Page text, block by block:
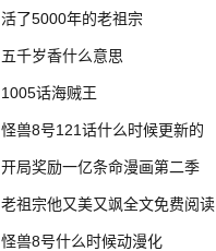
活了5000年的老祖宗
五千岁香什么意思
1005话海贼王
怪兽8号121话什么时候更新的
开局奖励一亿条命漫画第二季
老祖宗他又美又飒全文免费阅读
怪兽8号什么时候动漫化